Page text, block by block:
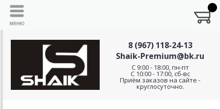
8 (967) 118-24-13
Shaik-Premium@bk.ru
C 9:00 - 18:00, пн-пт
С 10:00 - 17:00, сб-вс
Приём заказов на сайте -
круглосуточно.